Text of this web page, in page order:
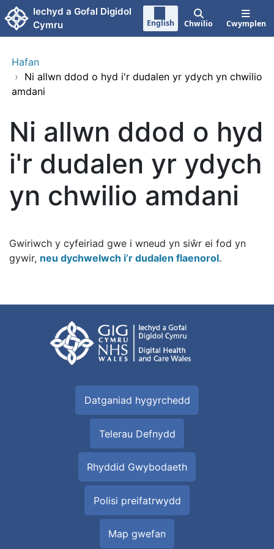
Neidio i'r prif gynnwy
Iechyd a Gofal Digidol
Cymru
English Chwilio Cwymplen
Hafan
› Ni allwn ddod o hyd i'r dudalen yr ydych yn chwilio
amdani
Ni allwn ddod o hyd
i'r dudalen yr ydych
yn chwilio amdani
Gwiriwch y cyfeiriad gwe i wneud yn siŵr ei fod yn
gywir, neu dychwelwch i’r dudalen flaenorol.
Datganiad hygyrchedd
Telerau Defnydd
Rhyddid Gwybodaeth
Polisi preifatrwydd
Map gwefan